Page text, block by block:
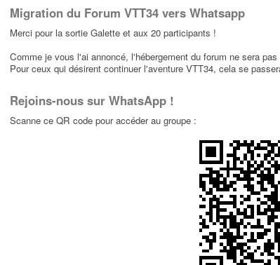
Migration du Forum VTT34 vers Whatsapp
Merci pour la sortie Galette et aux 20 participants !
Comme je vous l'ai annoncé, l'hébergement du forum ne sera
Pour ceux qui désirent continuer l'aventure VTT34, cela se
Rejoins-nous sur WhatsApp !
Scanne ce QR code pour accéder au groupe :
que l’adresse de courrier électronique que vous avez spécifiée
mais je ne peux à présent plus me connecter ?!
ait désactivé ou supprimé votre compte pour une quelconque raison.
rien publiés depuis un certain temps afin de réduire la taille de
plus activement aux discussions sur le forum.
Protection Act) est une loi des États-Unis d’Amérique qui demande
moins de 13 ans un consentement écrit des parents ou des tuteurs
aux mineurs âgés de moins de 13 ans inscrits sur votre forum, nous
vous fournir ce type de renseignement. Veuillez noter que le phpBB
excepté pour ce qui est décrit ci-dessous.